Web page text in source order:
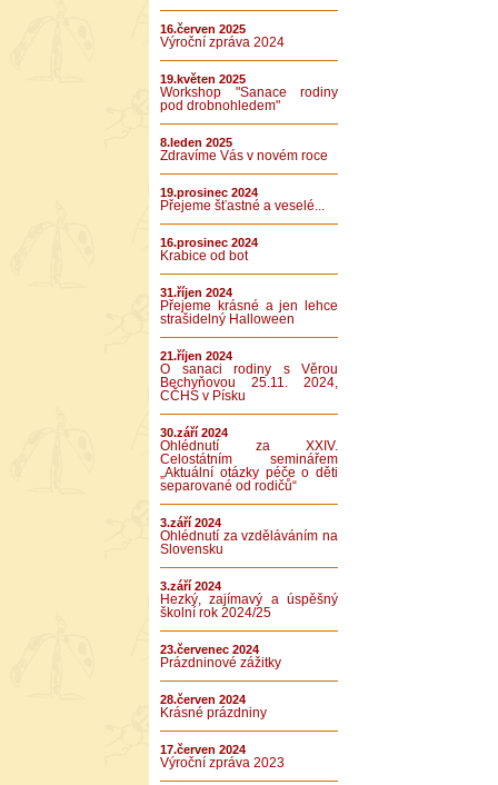
16.červen 2025
Výroční zpráva 2024
19.květen 2025
Workshop "Sanace rodiny
pod drobnohledem"
8.leden 2025
Zdravíme Vás v novém roce
19.prosinec 2024
Přejeme šťastné a veselé...
16.prosinec 2024
Krabice od bot
31.říjen 2024
Přejeme krásné a jen lehce
strašidelný Halloween
21.říjen 2024
O sanaci rodiny s Věrou
Bechyňovou 25.11. 2024,
CČHS v Písku
30.září 2024
Ohlédnutí za XXIV.
Celostátním seminářem
„Aktuální otázky péče o děti
separované od rodičů“
3.září 2024
Ohlédnutí za vzděláváním na
Slovensku
3.září 2024
Hezký, zajímavý a úspěšný
školní rok 2024/25
23.červenec 2024
Prázdninové zážitky
28.červen 2024
Krásné prázdniny
17.červen 2024
Výroční zpráva 2023